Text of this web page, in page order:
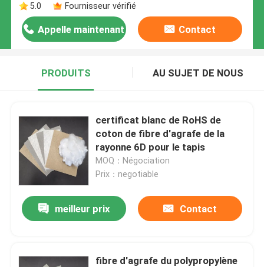
5.0
Fournisseur vérifié
Appelle maintenant Contact
PRODUITS AU SUJET DE NOUS
certificat blanc de RoHS de
coton de fibre d'agrafe de la
rayonne 6D pour le tapis
MOQ：Négociation
Prix：negotiable
meilleur prix Contact
fibre d'agrafe du polypropylène